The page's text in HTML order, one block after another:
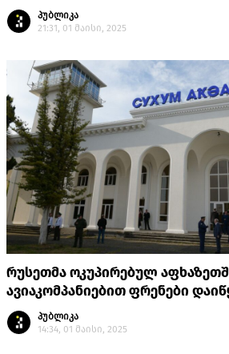
პუბლიკა
21:31, 01 მაისი, 2025
რუსეთმა ოკუპირებულ
ავიაკომპანიებით ფრენები
პუბლიკა
14:34, 01 მაისი, 2025